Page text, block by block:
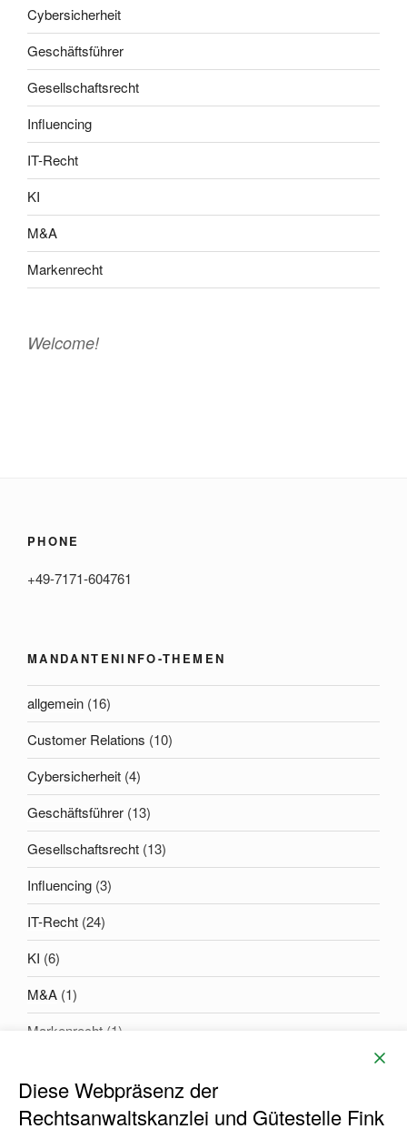
Cybersicherheit
Geschäftsführer
Gesellschaftsrecht
Influencing
IT-Recht
KI
M&A
Markenrecht
Welcome!
PHONE
+49-7171-604761
MANDANTENINFO-THEMEN
allgemein (16)
Customer Relations (10)
Cybersicherheit (4)
Geschäftsführer (13)
Gesellschaftsrecht (13)
Influencing (3)
IT-Recht (24)
KI (6)
M&A (1)
Markenrecht (1)
EMAIL
Diese Webpräsenz der
Rechtsanwaltskanzlei und Gütestelle Fink